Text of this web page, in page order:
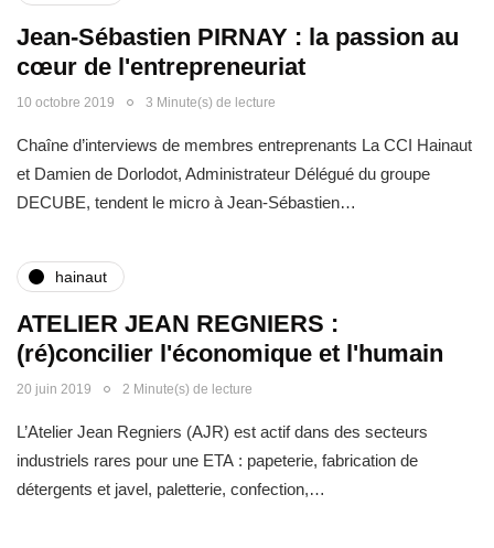
Jean-Sébastien PIRNAY : la passion au
cœur de l'entrepreneuriat
10 octobre 2019 3 Minute(s) de lecture
Chaîne d’interviews de membres entreprenants La CCI Hainaut
et Damien de Dorlodot, Administrateur Délégué du groupe
DECUBE, tendent le micro à Jean-Sébastien…
hainaut
ATELIER JEAN REGNIERS :
(ré)concilier l'économique et l'humain
20 juin 2019 2 Minute(s) de lecture
L’Atelier Jean Regniers (AJR) est actif dans des secteurs
industriels rares pour une ETA : papeterie, fabrication de
détergents et javel, paletterie, confection,…